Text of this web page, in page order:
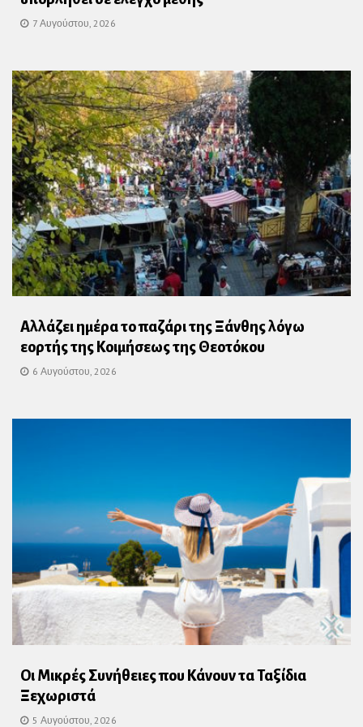
7 Αυγούστου, 2026
Αλλάζει ημέρα το παζάρι της Ξάνθης λόγω
εορτής της Κοιμήσεως της Θεοτόκου
6 Αυγούστου, 2026
Οι Μικρές Συνήθειες που Κάνουν τα Ταξίδια
Ξεχωριστά
5 Αυγούστου, 2026